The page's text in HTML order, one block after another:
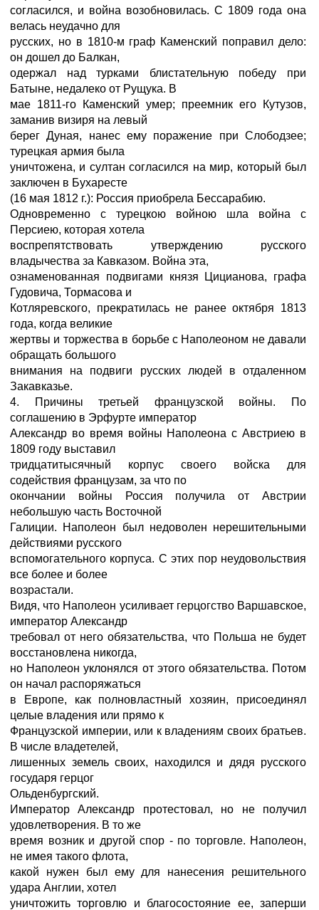
согласился, и война возобновилась. С 1809 года она
велась неудачно для
русских, но в 1810-м граф Каменский поправил дело:
он дошел до Балкан,
одержал над турками блистательную победу при
Батыне, недалеко от Рущука. В
мае 1811-го Каменский умер; преемник его Кутузов,
заманив визиря на левый
берег Дуная, нанес ему поражение при Слободзее;
турецкая армия была
уничтожена, и султан согласился на мир, который был
заключен в Бухаресте
(16 мая 1812 г.): Россия приобрела Бессарабию.
Одновременно с турецкою войною шла война с
Персиею, которая хотела
воспрепятствовать утверждению русского
владычества за Кавказом. Война эта,
ознаменованная подвигами князя Цицианова, графа
Гудовича, Тормасова и
Котляревского, прекратилась не ранее октября 1813
года, когда великие
жертвы и торжества в борьбе с Наполеоном не давали
обращать большого
внимания на подвиги русских людей в отдаленном
Закавказье.
4. Причины третьей французской войны. По
соглашению в Эрфурте император
Александр во время войны Наполеона с Австриею в
1809 году выставил
тридцатитысячный корпус своего войска для
содействия французам, за что по
окончании войны Россия получила от Австрии
небольшую часть Восточной
Галиции. Наполеон был недоволен нерешительными
действиями русского
вспомогательного корпуса. С этих пор неудовольствия
все более и более
возрастали.
Видя, что Наполеон усиливает герцогство Варшавское,
император Александр
требовал от него обязательства, что Польша не будет
восстановлена никогда,
но Наполеон уклонялся от этого обязательства. Потом
он начал распоряжаться
в Европе, как полновластный хозяин, присоединял
целые владения или прямо к
Французской империи, или к владениям своих братьев.
В числе владетелей,
лишенных земель своих, находился и дядя русского
государя герцог
Ольденбургский.
Император Александр протестовал, но не получил
удовлетворения. В то же
время возник и другой спор - по торговле. Наполеон,
не имея такого флота,
какой нужен был ему для нанесения решительного
удара Англии, хотел
уничтожить торговлю и благосостояние ее, заперши